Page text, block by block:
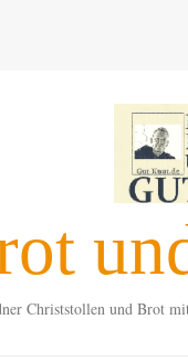
Christstollen und Brot